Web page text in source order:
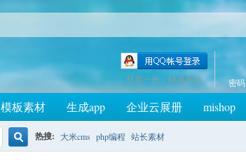
密码
只需一步，快速开始
模板素材 生成app 企业云展册 mishop
热搜: 大米cms php编程 站长素材